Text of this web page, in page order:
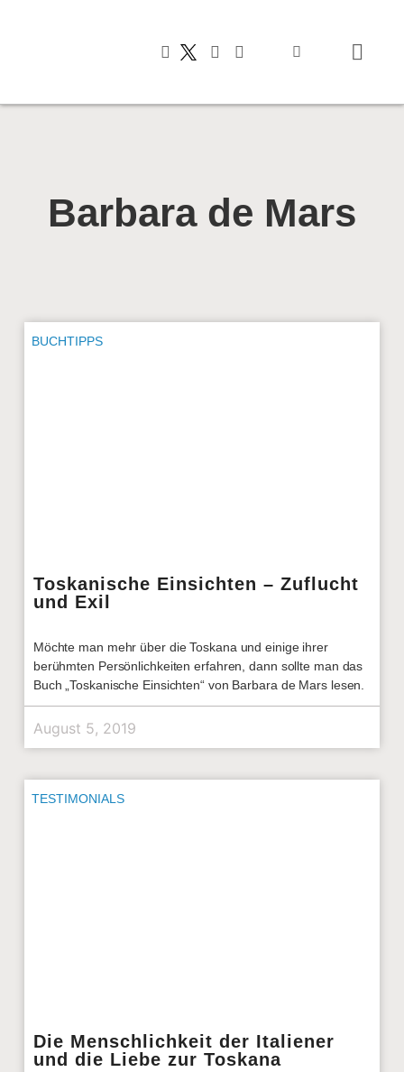
Barbara de Mars
BUCHTIPPS
Toskanische Einsichten – Zuflucht
und Exil
Möchte man mehr über die Toskana und einige ihrer
berühmten Persönlichkeiten erfahren, dann sollte man das
Buch „Toskanische Einsichten“ von Barbara de Mars lesen.
August 5, 2019
TESTIMONIALS
Die Menschlichkeit der Italiener
und die Liebe zur Toskana